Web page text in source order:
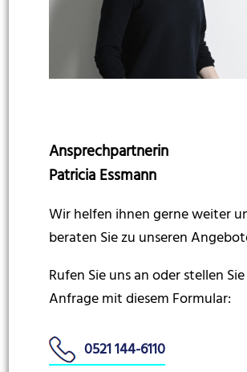
Ansprechpartnerin
Patricia Essmann
Wir helfen ihnen gerne weiter
beraten Sie zu unseren
Rufen Sie uns an oder stellen
Anfrage mit diesem Formular:
0521 144-6110